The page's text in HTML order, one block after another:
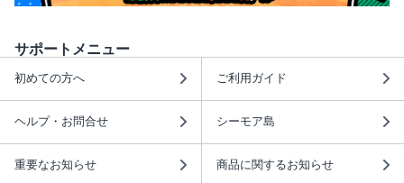
サポートメニュー
初めての方へ ご利用ガイド
ヘルプ・お問合せ シーモア島
重要なお知らせ 商品に関するお知らせ